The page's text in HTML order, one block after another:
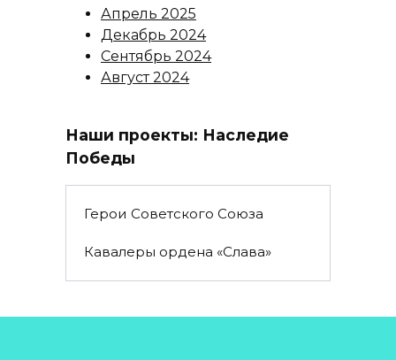
Апрель 2025
Декабрь 2024
Сентябрь 2024
Август 2024
Наши проекты: Наследие
Победы
Герои Советского Союза
Кавалеры ордена «Слава»